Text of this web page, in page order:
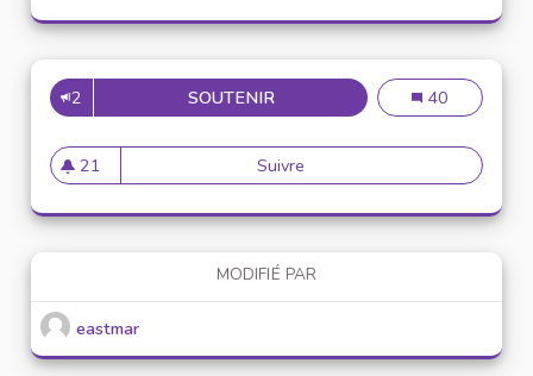
2 SOUTENIRMISE EN PLACE DE RÉUNION
Mise en place
40
21
21 abonnés
Suivre Mise en place de réunion de
MODIFIÉ PAR
eastmar